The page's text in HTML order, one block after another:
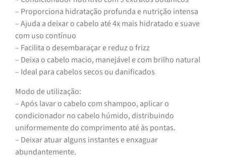
– Proporciona hidratação profunda e nutrição intensa
– Ajuda a deixar o cabelo até 4x mais hidratado e suave
com uso contínuo
– Facilita o desembaraçar e reduz o frizz
– Deixa o cabelo macio, manejável e com brilho natural
– Ideal para cabelos secos ou danificados
Modo de utilização:
– Após lavar o cabelo com shampoo, aplicar o
condicionador no cabelo húmido, distribuindo
uniformemente do comprimento até às pontas.
– Deixar atuar alguns instantes e enxaguar
abundantemente.